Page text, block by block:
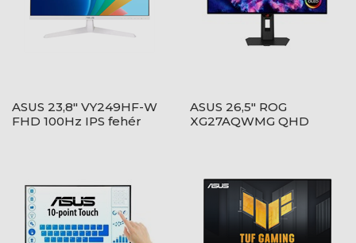
ASUS 23,8" VY249HF-W
FHD 100Hz IPS fehér
ASUS 26,5" ROG
XG27AQWMG QHD